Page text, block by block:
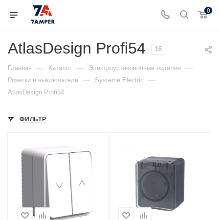
0
AtlasDesign Profi54 16
Главная — Каталог — Электроустановочные изделия —
Розетки и выключатели — Systeme Electric —
AtlasDesign Profi54
ФИЛЬТР